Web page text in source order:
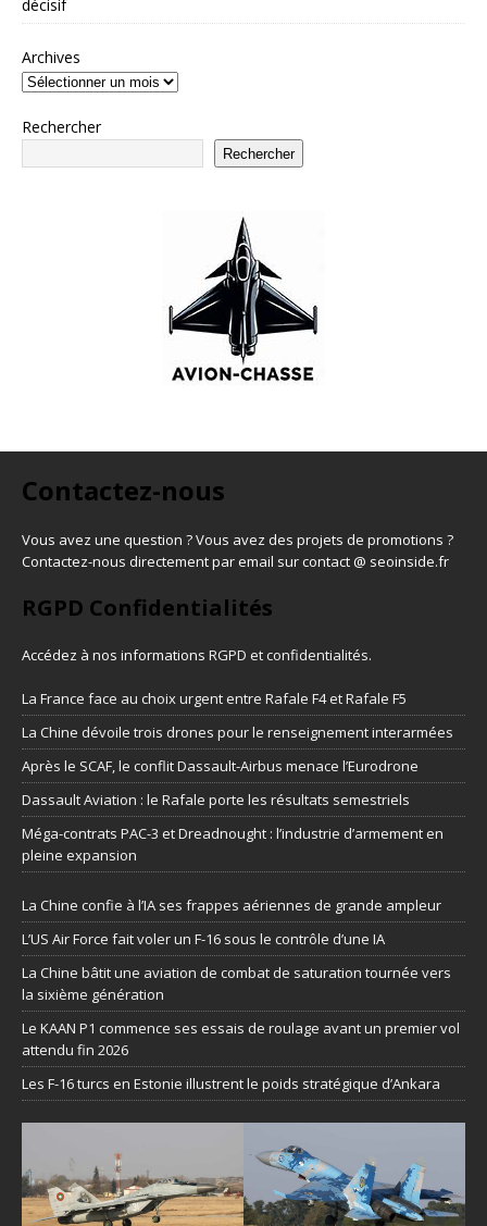
décisif
Archives
Rechercher
Rechercher
Contactez-nous
Vous avez une question ? Vous avez des projets de promotions ?
Contactez-nous directement par email sur contact @ seoinside.fr
RGPD Confidentialités
Accédez à nos informations RGPD et confidentialités.
La France face au choix urgent entre Rafale F4 et Rafale F5
La Chine dévoile trois drones pour le renseignement interarmées
Après le SCAF, le conflit Dassault-Airbus menace l’Eurodrone
Dassault Aviation : le Rafale porte les résultats semestriels
Méga-contrats PAC-3 et Dreadnought : l’industrie d’armement en
pleine expansion
La Chine confie à l’IA ses frappes aériennes de grande ampleur
L’US Air Force fait voler un F-16 sous le contrôle d’une IA
La Chine bâtit une aviation de combat de saturation tournée vers
la sixième génération
Le KAAN P1 commence ses essais de roulage avant un premier vol
attendu fin 2026
Les F-16 turcs en Estonie illustrent le poids stratégique d’Ankara